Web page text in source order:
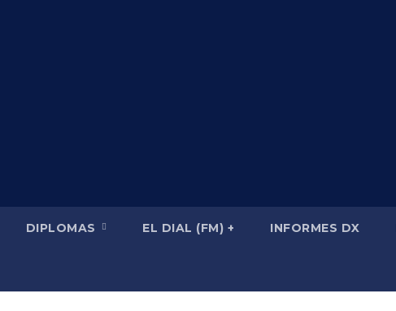
DIPLOMAS EL DIAL (FM) + INFORMES DX